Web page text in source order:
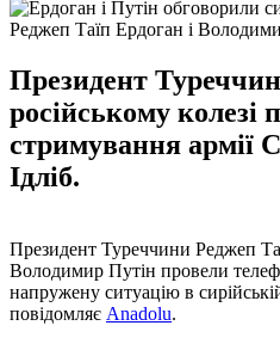
Реджеп Таїп Ердоган і
Президент
російському колезі
стримування армії
Ідліб.
Президент Туреччини Реджеп
Володимир Путін провели
напружену ситуацію в
повідомляє Anadolu.